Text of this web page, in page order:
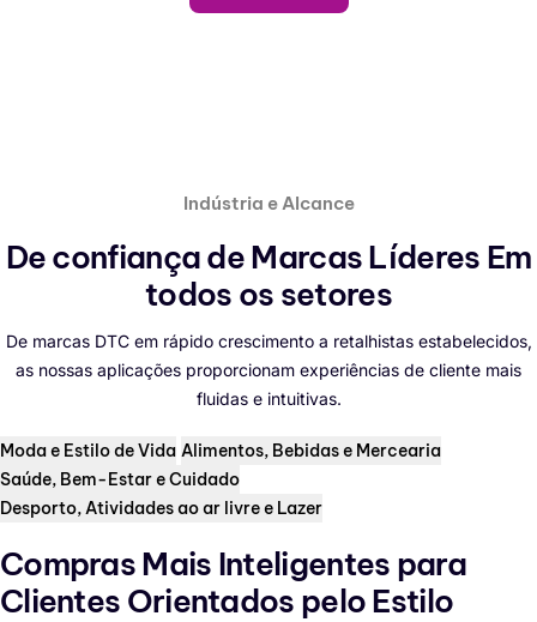
Indústria e Alcance
De confiança deMarcas Líderes Em
todos os setores
De marcas DTC em rápido crescimento a retalhistas estabelecidos,
as nossas aplicações proporcionam experiências de cliente mais
fluidas e intuitivas.
Moda e Estilo de Vida Alimentos, Bebidas e Mercearia
Saúde, Bem-Estar e Cuidado
Desporto, Atividades ao ar livre e Lazer
Compras Mais Inteligentes para
Clientes Orientados pelo Estilo